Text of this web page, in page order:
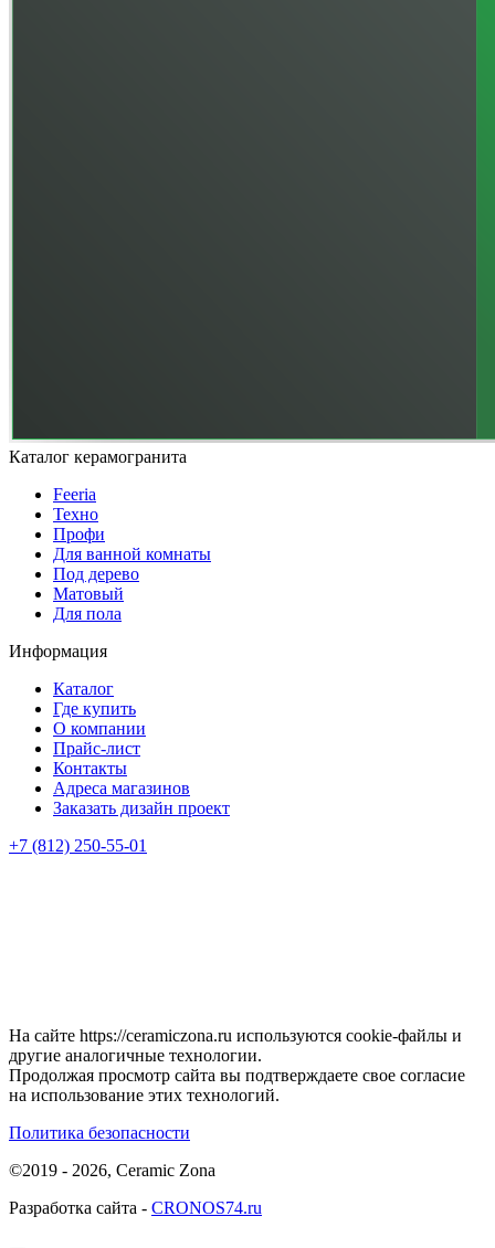
Каталог керамогранита
Feeria
Техно
Профи
Для ванной комнаты
Под дерево
Матовый
Для пола
Информация
Каталог
Где купить
О компании
Прайс-лист
Контакты
Адреса магазинов
Заказать дизайн проект
+7 (812) 250-55-01
На сайте https://ceramiczona.ru используются coоkie-файлы и
другие аналогичные технологии.
Продолжая просмотр сайта вы подтверждаете свое согласие
на использование этих технологий.
Политика безопасности
©2019 - 2026, Ceramic Zona
Разработка сайта - CRONOS74.ru